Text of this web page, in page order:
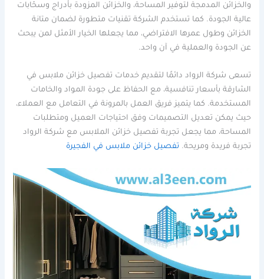
والخزائن المدمجة لتوفير المساحة، والخزائن المزودة بأدراج وسحّابات
عالية الجودة. كما تستخدم الشركة تقنيات متطورة لضمان متانة
الخزائن وطول عمرها الافتراضي، مما يجعلها الخيار الأمثل لمن يبحث
عن الجودة والعملية في آن واحد.
تسعى شركة الرواد دائمًا لتقديم خدمات تفصيل خزائن ملابس في
الشارقة بأسعار تنافسية، مع الحفاظ على جودة المواد والخامات
المستخدمة. كما يتميز فريق العمل بالمرونة في التعامل مع العملاء،
حيث يمكن تعديل التصميمات وفق احتياجات العميل ومتطلبات
المساحة، مما يجعل تجربة تفصيل خزائن الملابس مع شركة الرواد
تجربة فريدة ومريحة. تفصيل خزائن ملابس في الفجيرة